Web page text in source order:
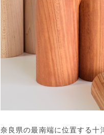
奈良県の最南端に位置する十